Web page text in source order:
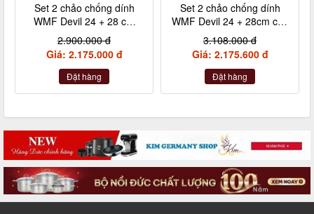
Set 2 chảo chống dính
WMF Devil 24 + 28 cm
kèm xẻng
2.900.000 đ
Giá: 2.175.000 đ
Đặt hàng
Set 2 chảo chống dính
WMF Devil 24 + 28cm cán
inox nội địa Đức
3.108.000 đ
Giá: 2.175.600 đ
Đặt hàng